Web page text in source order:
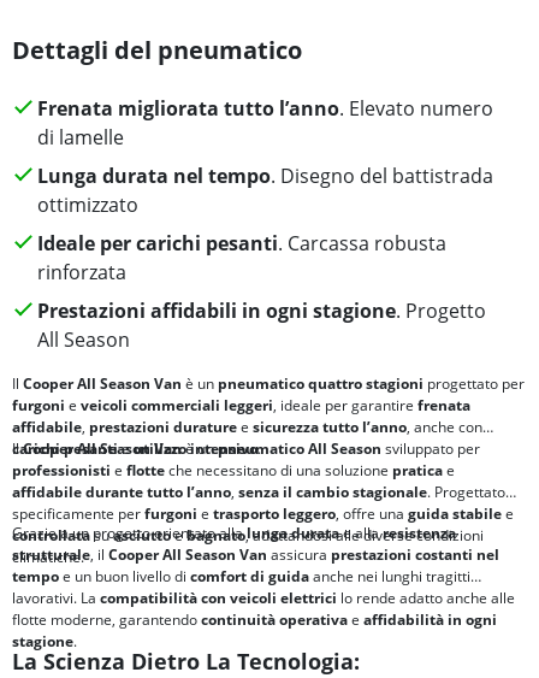
Dettagli del pneumatico
Frenata migliorata tutto l’anno. Elevato numero
di lamelle
Lunga durata nel tempo. Disegno del battistrada
ottimizzato
Ideale per carichi pesanti. Carcassa robusta
rinforzata
Prestazioni affidabili in ogni stagione. Progetto
All Season
Il Cooper All Season Van è un pneumatico quattro stagioni progettato per
furgoni e veicoli commerciali leggeri, ideale per garantire frenata
affidabile, prestazioni duraturee sicurezza tutto l’anno, anche con
carichi pesantieutilizzo intensivo.
IlCooper All Season Vanè unpneumatico All Season sviluppato per
professionisti e flotteche necessitano di una soluzione praticae
affidabiledurante tutto l’anno, senza il cambio stagionale. Progettato
specificamente perfurgoni e trasporto leggero, offre una guidastabilee
controllatasuasciuttoebagnato, adattandosi alle diverse condizioni
climatiche.
Grazie a un progetto orientato allalunga duratae allaresistenza
strutturale, il Cooper All Season Van assicura prestazioni costanti nel
tempoe un buon livello di comfort di guidaanche nei lunghi tragitti
lavorativi. La compatibilità con veicoli elettrici lo rende adatto anche alle
flotte moderne, garantendocontinuità operativae affidabilità in ogni
stagione.
La Scienza Dietro La Tecnologia: